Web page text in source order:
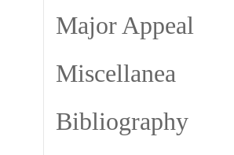
Major Appeal
Miscellanea
Bibliography